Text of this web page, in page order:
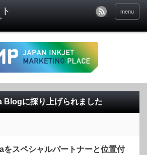
menu
Blogに採り上げられました
スペシャルパートナーと位置付